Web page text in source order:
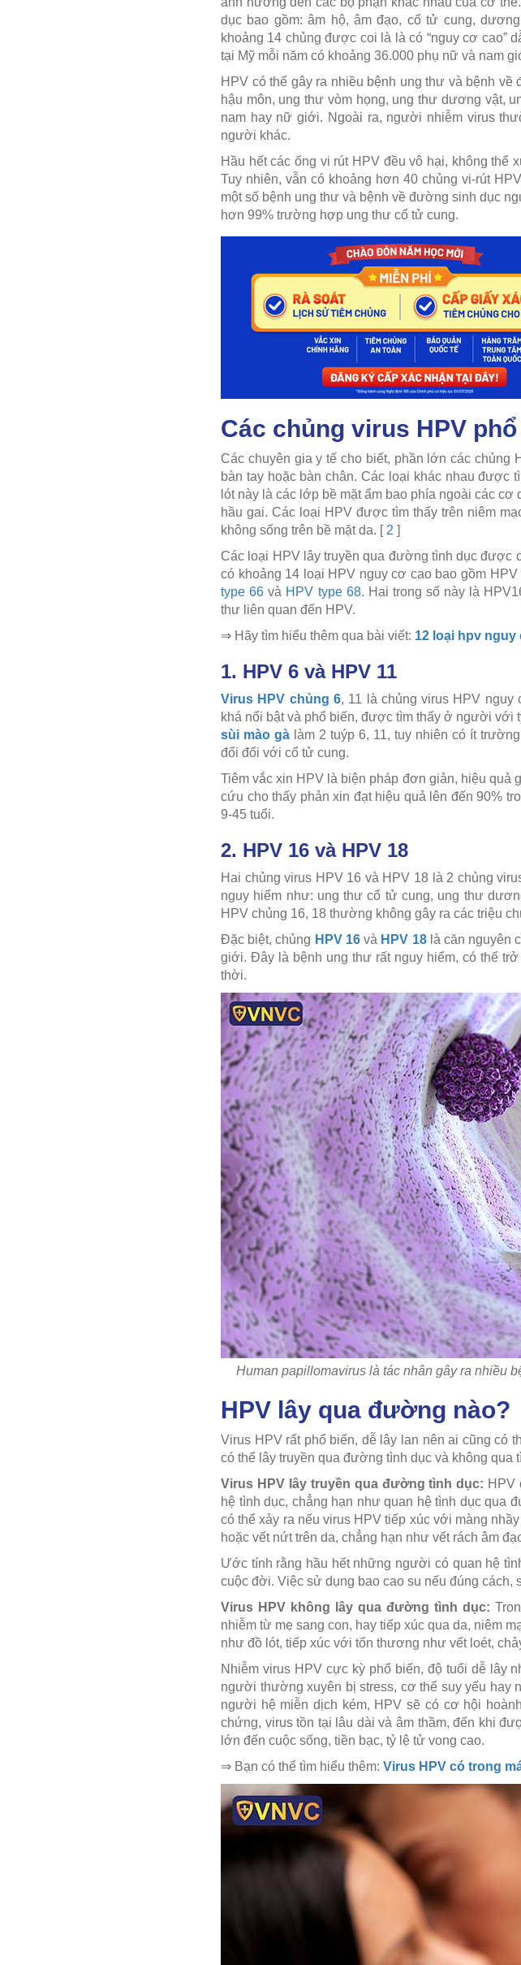
dục bao gồm: âm hộ, âm đạo, cổ tử cung,
khoảng 14 chủng được coi là là có “nguy cơ cao”
tại Mỹ mỗi năm có khoảng 36.000 phụ nữ và nam
HPV có thể gây ra nhiều bệnh ung thư và bệnh
hậu môn, ung thư vòm họng, ung thư dương vật,
nam hay nữ giới. Ngoài ra, người nhiễm virus
người khác.
Hầu hết các ống vi rút HPV đều vô hại, không thể
Tuy nhiên, vẫn có khoảng hơn 40 chủng vi-rút
một số bệnh ung thư và bệnh về đường sinh dục
hơn 99% trường hợp ung thư cổ tử cung.
Các chủng virus HPV
Các chuyên gia y tế cho biết, phần lớn các chủng
bàn tay hoặc bàn chân. Các loại khác nhau được
lót này là các lớp bề mặt ẩm bao phía ngoài các
hầu gai. Các loại HPV được tìm thấy trên niêm
không sống trên bề mặt da. [ 2 ]
Các loại HPV lây truyền qua đường tình dục được
có khoảng 14 loại HPV nguy cơ cao bao gồm HPV
type 66 và HPV type 68. Hai trong số này là
thư liên quan đến HPV.
⇒ Hãy tìm hiểu thêm qua bài viết: 12 loại hpv nguy
1. HPV 6 và HPV 11
Virus HPV chủng 6, 11 là chủng virus HPV nguy
khá nổi bật và phổ biến, được tìm thấy ở người với
sùi mào gàlàm 2 tuýp 6, 11, tuy nhiên có ít
đổi đối với cổ tử cung.
Tiêm vắc xin HPV là biện pháp đơn giản, hiệu quả
cứu cho thấy phản xin đạt hiệu quả lên đến 90%
9-45 tuổi.
2. HPV 16 và HPV 18
Hai chủng virus HPV 16 và HPV 18 là 2 chủng
nguy hiểm như: ung thư cổ tử cung, ung thư
HPV chủng 16, 18 thường không gây ra các triệu
Đặc biệt, chủng HPV 16và HPV 18là căn nguyên
giới. Đây là bệnh ung thư rất nguy hiểm, có thể
thời.
Human papillomavirus là tác nhân gây ra nhiều
HPV lây qua đường nào?
Virus HPV rất phổ biến, dễ lây lan nên ai cũng có
có thể lây truyền qua đường tình dục và không qua
Virus HPV lây truyền qua đường tình dục: HPV
hệ tình dục, chẳng hạn như quan hệ tình dục qua
có thể xảy ra nếu virus HPV tiếp xúc với màng
hoặc vết nứt trên da, chẳng hạn như vết rách âm
Ước tính rằng hầu hết những người có quan hệ
cuộc đời. Việc sử dụng bao cao su nếu đúng cách,
Virus HPV không lây qua đường tình dục:
nhiễm từ mẹ sang con, hay tiếp xúc qua da, niêm
như đồ lót, tiếp xúc với tổn thương như vết loét,
Nhiễm virus HPV cực kỳ phổ biến, độ tuổi dễ lây
người thường xuyên bị stress, cơ thể suy yếu hay
người hệ miễn dịch kém, HPV sẽ có cơ hội
chứng, virus tồn tại lâu dài và âm thầm, đến khi
lớn đến cuộc sống, tiền bạc, tỷ lệ tử vong cao.
⇒ Bạn có thể tìm hiểu thêm: Virus HPV có trong